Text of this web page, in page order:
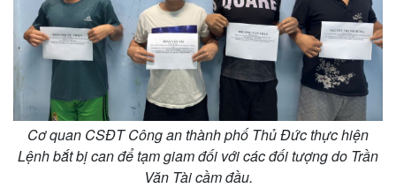
Cơ quan CSĐT Công an thành phố Thủ Đức thực hiện
Lệnh bắt bị can để tạm giam đối với các đối tượng do Trần
Văn Tài cầm đầu.